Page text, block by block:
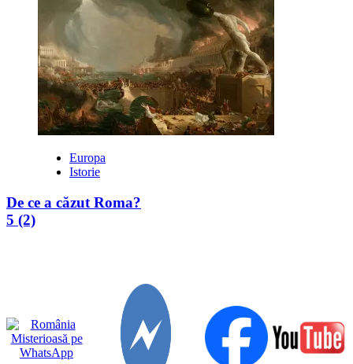
Europa
Istorie
De ce a căzut Roma?
5 (2)